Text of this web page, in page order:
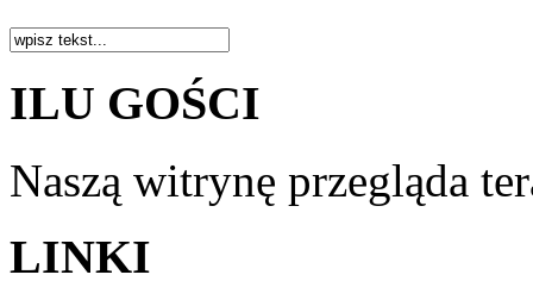
ILU GOŚCI
Naszą witrynę przegląda
LINKI